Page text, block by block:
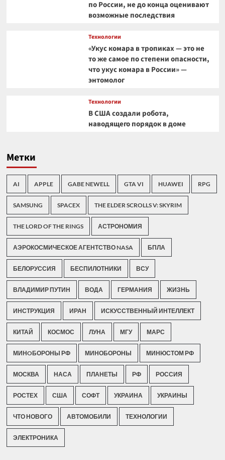
по России, не до конца оценивают
возможные последствия
Технологии
«Укус комара в тропиках — это не
то же самое по степени опасности,
что укус комара в России» —
энтомолог
Технологии
В США создали робота,
наводящего порядок в доме
Метки
AI APPLE GABE NEWELL GTA VI HUAWEI RPG
SAMSUNG SPACEX THE ELDER SCROLLS V: SKYRIM
THE LORD OF THE RINGS АСТРОНОМИЯ
АЭРОКОСМИЧЕСКОЕ АГЕНТСТВО NASA БПЛА
БЕЛОРУССИЯ БЕСПИЛОТНИКИ ВСУ
ВЛАДИМИР ПУТИН ВОДА ГЕРМАНИЯ ЖИЗНЬ
ИНСТРУКЦИЯ ИРАН ИСКУССТВЕННЫЙ ИНТЕЛЛЕКТ
КИТАЙ КОСМОС ЛУНА МГУ МАРС
МИНOБОРОНЫ РФ МИНОБОРОНЫ МИНЮСТОМ РФ
МОСКВА НАСА ПЛАНЕТЫ РФ РОССИЯ
РОСТЕХ США СОФТ УКРАИНА УКРАИНЫ
ЧТО НОВОГО АВТОМОБИЛИ ТЕХНОЛОГИИ
ЭЛЕКТРОНИКА